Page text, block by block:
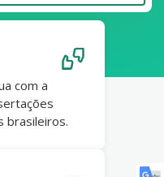
com a
brasileiros.